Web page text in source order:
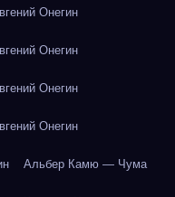
Онегин
Онегин
Онегин
Онегин
Альбер Камю — Чума